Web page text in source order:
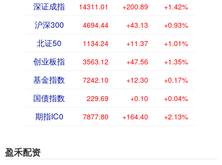
深证成指 14311.01 +200.89 +1.42%
沪深300 4694.44 +43.13 +0.93%
北证50 1134.24 +11.37 +1.01%
创业板指 3563.12 +47.56 +1.35%
基金指数 7242.10 +12.30 +0.17%
国债指数 229.69 +0.10 +0.04%
期指IC0 7877.80 +164.40 +2.13%
盈禾配资